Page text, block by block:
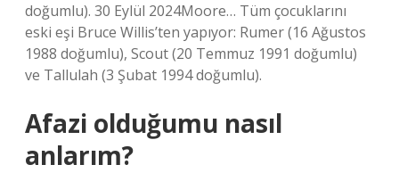
doğumlu). 30 Eylül 2024Moore… Tüm çocuklarını
eski eşi Bruce Willis’ten yapıyor: Rumer (16 Ağustos
1988 doğumlu), Scout (20 Temmuz 1991 doğumlu)
ve Tallulah (3 Şubat 1994 doğumlu).
Afazi olduğumu nasıl
anlarım?